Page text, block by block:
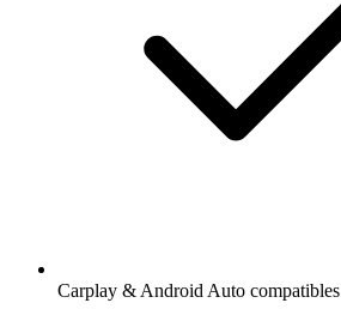
Carplay & Android Auto compatibles